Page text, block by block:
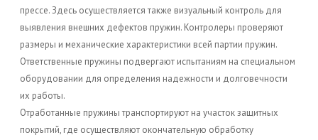
прессе. Здесь осуществляется также визуальный контроль для
выявления внешних дефектов пружин. Контролеры проверяют
размеры и механические характеристики всей партии пружин.
Ответственные пружины подвергают испытаниям на специальном
оборудовании для определения надежности и долговечности
их работы.
Отработанные пружины транспортируют на участок защитных
покрытий, где осуществляют окончательную обработку